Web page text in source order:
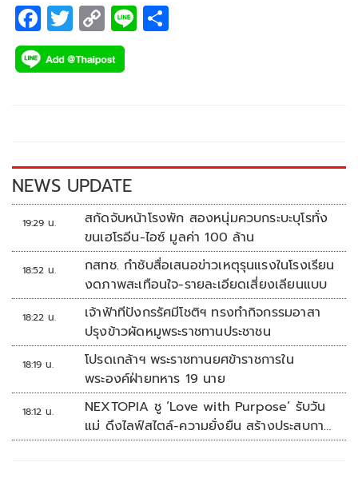
F
ac
e
k
T
wi
tt
C
o
p
k
Li
NEWS UPDATE
19:29 น.
สกัดจับหน้าโรงพัก สองหนุ่มควบกระบะบุโรทั่ง
ขนเฮโรอีน-ไอซ์ มูลค่า 100 ล้าน
18:52 น.
กสทช. กำชับสื่อเสนอข่าวเหตุรุนแรงในโรงเรียน
งดภาพสะเทือนใจ-รายละเอียดเสี่ยงเลียนแบบ
18:22 น.
เจ้าฟ้าทีปังกรรัศมีโชติฯ ทรงทำกิจกรรมอาสา
ปรุงข้าวผัดหมูพระราชทานประชาชน
18:19 น.
โปรดเกล้าฯ พระราชทานยศข้าราชการใน
พระองค์ฝ่ายทหาร 19 นาย
18:12 น.
NEXTOPIA ชู ‘Love with Purpose’ รับวัน
แม่ ดึงไลฟ์สไตล์-ความยั่งยืน สร้างประสบกา
รณ์ช้อปปิงมีความหมาย